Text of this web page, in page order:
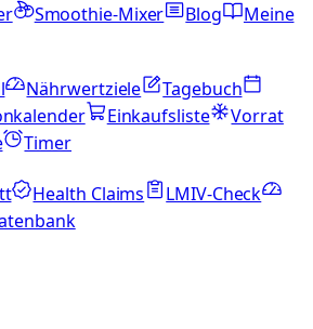
Smoothie-Mixer Blog
Meine
Nährwertziele
Tagebuch
Einkaufsliste
Vorrat
Timer
Health Claims
LMIV-Check